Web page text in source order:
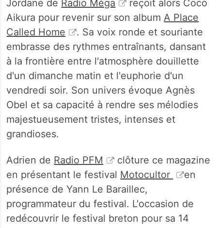
Jordane de Radio Méga
reçoit alors Coco
Aikura pour revenir sur son albumA Place
Called Home
. Sa voix ronde et souriante
embrasse des rythmes entraînants, dansant
à la frontière entre l'atmosphère douillette
d'un dimanche matin et l'euphorie d'un
vendredi soir. Son univers évoque Agnès
Obel et sa capacité à rendre ses mélodies
majestueusement tristes, intenses et
grandioses.
Adrien de Radio PFM
clôture ce magazine
en présentant le festival Motocultor
en
présence de Yann Le Baraillec,
programmateur du festival. L'occasion de
redécouvrir le festival breton pour sa 14